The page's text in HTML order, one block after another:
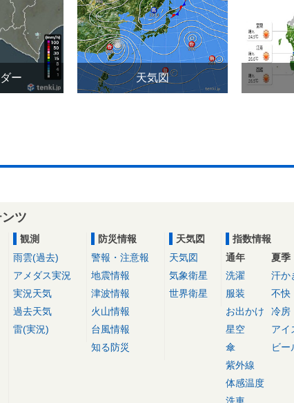
ー 天気図
ツ
観測
雨雲(過去)
アメダス実況
実況天気
過去天気
雷(実況)
防災情報
警報・注意報
地震情報
津波情報
火山情報
台風情報
知る防災
天気図
天気図
気象衛星
世界衛星
指数情報
通年
洗濯
服装
お出かけ
星空
傘
紫外線
体感温度
夏季
汗か
不快
冷房
アイ
ビー